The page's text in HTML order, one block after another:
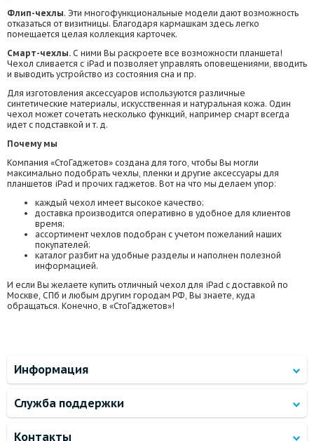
Флип-чехлы. Эти многофункциональные модели дают возможность
отказаться от визитницы. Благодаря кармашкам здесь легко
помещается целая коллекция карточек.
Смарт-чехлы. С ними Вы раскроете все возможности планшета!
Чехол сливается с iPad и позволяет управлять оповещениями, вводить
и выводить устройство из состояния сна и пр.
Для изготовления аксессуаров используются различные
синтетические материалы, искусственная и натуральная кожа. Один
чехол может сочетать несколько функций, например смарт всегда
идет с подставкой и т. д.
Почему мы
Компания «СтоГаджетов» создана для того, чтобы Вы могли
максимально подобрать чехлы, пленки и другие аксессуары для
планшетов iPad и прочих гаджетов. Вот на что мы делаем упор:
каждый чехол имеет высокое качество;
доставка производится оперативно в удобное для клиентов
время;
ассортимент чехлов подобран с учетом пожеланий наших
покупателей;
каталог разбит на удобные разделы и наполнен полезной
информацией.
И если Вы желаете купить отличный чехол для iPad с доставкой по
Москве, СПб и любым другим городам РФ, Вы знаете, куда
обращаться. Конечно, в «СтоГаджетов»!
Информация
Служба поддержки
Контакты